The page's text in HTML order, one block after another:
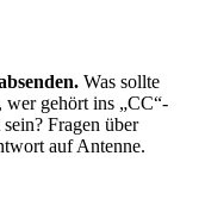
Was sollte
wer gehört ins „CC“-
Fragen über
auf Antenne.